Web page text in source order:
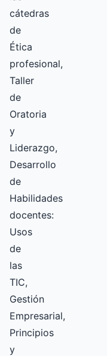
cátedras
de
Ética
profesional,
Taller
de
Oratoria
y
Liderazgo,
Desarrollo
de
Habilidades
docentes:
Usos
de
las
TIC,
Gestión
Empresarial,
Principios
y